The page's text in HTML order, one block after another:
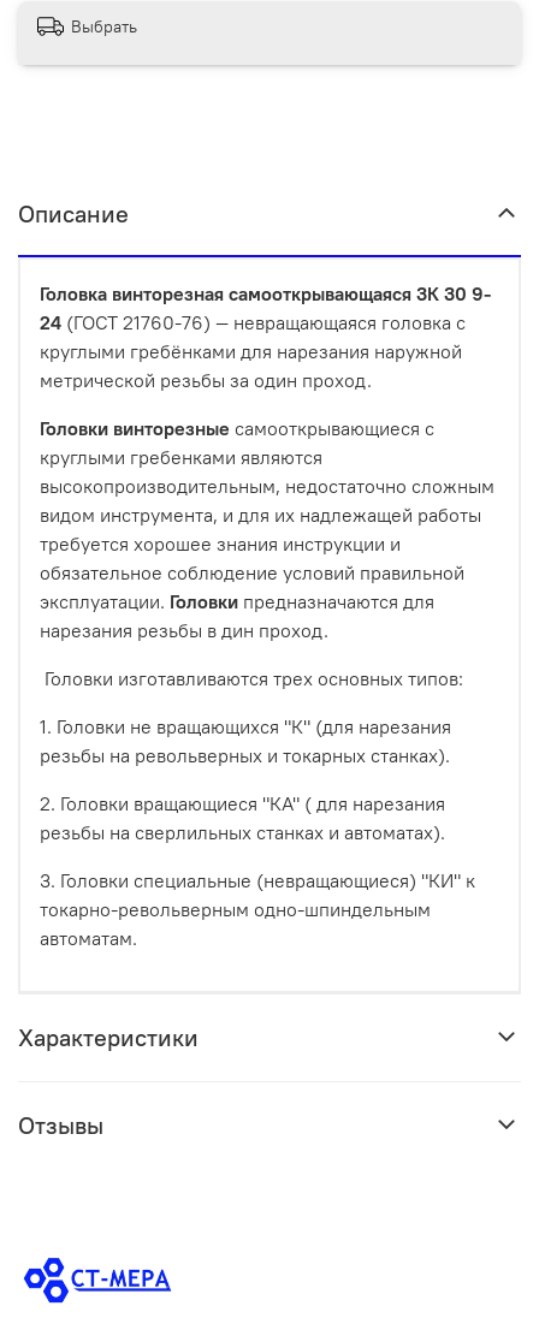
Выбрать
Описание
Головка винторезная самооткрывающаяся 3К 30 9-
24 (ГОСТ 21760-76) — невращающаяся головка с
круглыми гребёнками для нарезания наружной
метрической резьбы за один проход.
Головки винторезные самооткрывающиеся с
круглыми гребенками являются
высокопроизводительным, недостаточно сложным
видом инструмента, и для их надлежащей работы
требуется хорошее знания инструкции и
обязательное соблюдение условий правильной
эксплуатации. Головки предназначаются для
нарезания резьбы в дин проход.
Головки изготавливаются трех основных типов:
1. Головки не вращающихся "К" (для нарезания
резьбы на револьверных и токарных станках).
2. Головки вращающиеся "КА" ( для нарезания
резьбы на сверлильных станках и автоматах).
3. Головки специальные (невращающиеся) "КИ" к
токарно-револьверным одно-шпиндельным
автоматам.
Характеристики
Отзывы